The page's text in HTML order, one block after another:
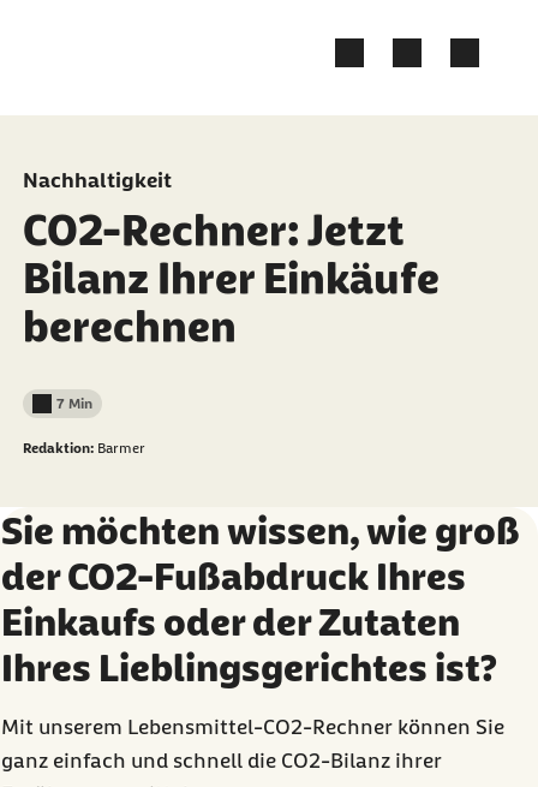
Nachhaltigkeit
CO2-Rechner: Jetzt
Bilanz Ihrer Einkäufe
berechnen
Lesedauer weniger als
7 Min
Redaktion: Barmer
Sie möchten wissen, wie groß
der CO2-Fußabdruck Ihres
Einkaufs oder der Zutaten
Ihres Lieblingsgerichtes ist?
Mit unserem Lebensmittel-CO2-Rechner können Sie
ganz einfach und schnell die CO2-Bilanz ihrer